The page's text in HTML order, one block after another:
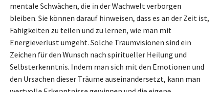
mentale Schwächen, die in der Wachwelt verborgen
bleiben. Sie können darauf hinweisen, dass es an der Zeit ist,
Fähigkeiten zu teilen und zu lernen, wie man mit
Energieverlust umgeht. Solche Traumvisionen sind ein
Zeichen für den Wunsch nach spiritueller Heilung und
Selbsterkenntnis. Indem man sich mit den Emotionen und
den Ursachen dieser Träume auseinandersetzt, kann man